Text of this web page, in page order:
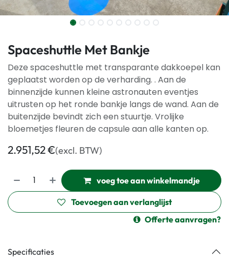
Spaceshuttle Met Bankje
Deze spaceshuttle met transparante dakkoepel kan
geplaatst worden op de verharding. . Aan de
binnenzijde kunnen kleine astronauten eventjes
uitrusten op het ronde bankje langs de wand. Aan de
buitenzijde bevindt zich een stuurtje. Vrolijke
bloemetjes fleuren de capsule aan alle kanten op.
2.951,52€(excl. BTW)
voeg toe aan winkelmandje
Toevoegen aan verlanglijst
Offerte aanvragen?
Specificaties